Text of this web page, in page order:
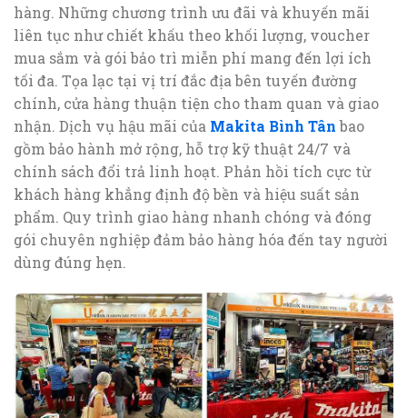
hàng. Những chương trình ưu đãi và khuyến mãi
liên tục như chiết khấu theo khối lượng, voucher
mua sắm và gói bảo trì miễn phí mang đến lợi ích
tối đa. Tọa lạc tại vị trí đắc địa bên tuyến đường
chính, cửa hàng thuận tiện cho tham quan và giao
nhận. Dịch vụ hậu mãi của Makita Bình Tânbao
gồm bảo hành mở rộng, hỗ trợ kỹ thuật 24/7 và
chính sách đổi trả linh hoạt. Phản hồi tích cực từ
khách hàng khẳng định độ bền và hiệu suất sản
phẩm. Quy trình giao hàng nhanh chóng và đóng
gói chuyên nghiệp đảm bảo hàng hóa đến tay người
dùng đúng hẹn.